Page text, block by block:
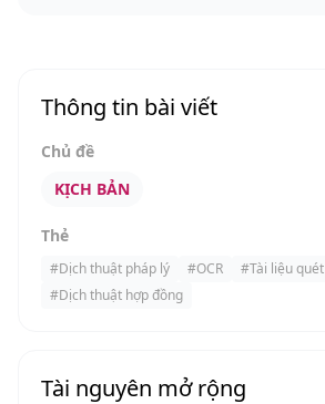
Thông tin bài viết
Chủ đề
KỊCH BẢN
Thẻ
#Dịch thuật pháp lý #OCR #Tài liệu quét
#Dịch thuật hợp đồng
Tài nguyên mở rộng